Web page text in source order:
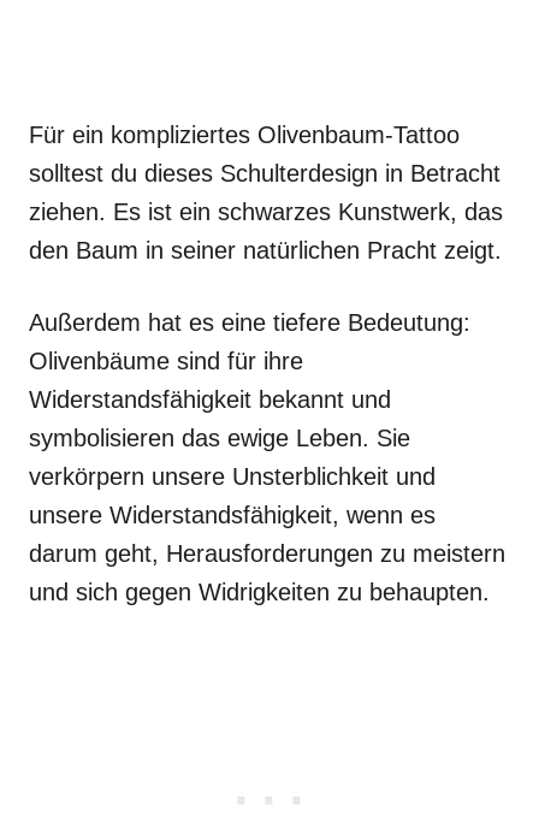
Für ein kompliziertes Olivenbaum-Tattoo
solltest du dieses Schulterdesign in Betracht
ziehen. Es ist ein schwarzes Kunstwerk, das
den Baum in seiner natürlichen Pracht zeigt.
Außerdem hat es eine tiefere Bedeutung:
Olivenbäume sind für ihre
Widerstandsfähigkeit bekannt und
symbolisieren das ewige Leben. Sie
verkörpern unsere Unsterblichkeit und
unsere Widerstandsfähigkeit, wenn es
darum geht, Herausforderungen zu meistern
und sich gegen Widrigkeiten zu behaupten.